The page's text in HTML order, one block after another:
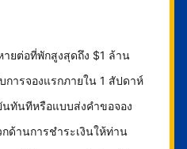
ายต่อที่พักสูงสุดถึง $1 ล้าน
การจองแรกภายใน 1 สัปดาห์
นทันทีหรือแบบส่งคำขอจอง
ด้านการชำระเงินให้ท่าน